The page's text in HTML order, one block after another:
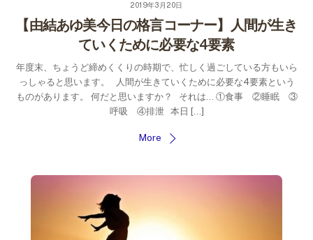
2019年3月20日
【由結あゆ美今日の格言コーナー】人間が生き
ていくために必要な4要素
年度末、ちょうど締めくくりの時期で、忙しく過ごしている方もいら
っしゃると思います。 人間が生きていくために必要な4要素という
ものがあります。 何だと思いますか？ それは… ①食事 ②睡眠 ③
呼吸 ④排泄 本日 […]
More